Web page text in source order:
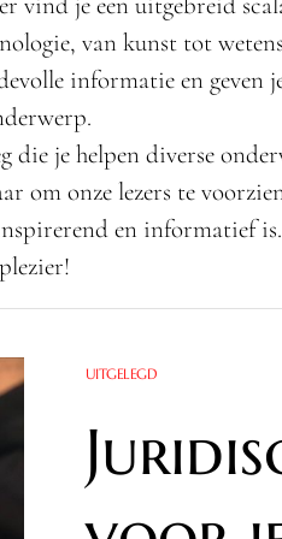
van kunst tot
informatie en geven
je helpen diverse
om onze lezers te
en informatief is.
UITGELEGD